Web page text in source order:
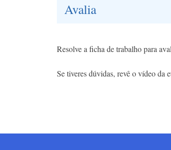
Avalia
Resolve a ficha de trabalho para
Se tiveres dúvidas, revê o vídeo da